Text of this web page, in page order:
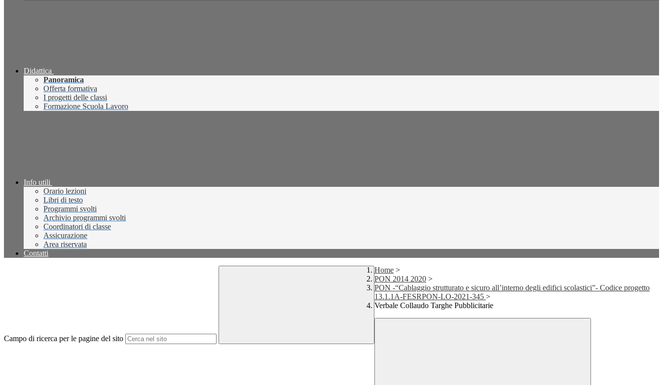
Didattica
Panoramica
Offerta formativa
I progetti delle classi
Formazione Scuola Lavoro
Info utili
Orario lezioni
Libri di testo
Programmi svolti
Archivio programmi svolti
Coordinatori di classe
Assicurazione
Area riservata
Contatti
Campo di ricerca per le pagine del sito
Home >
PON 2014 2020 >
PON -“Cablaggio strutturato e sicuro all’interno degli edifici scolastici”- Codice progetto
13.1.1A-FESRPON-LO-2021-345 >
Verbale Collaudo Targhe Pubblicitarie